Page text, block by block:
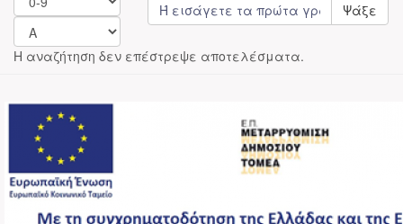
Ψάξε
Η αναζήτηση δεν επέστρεψε αποτελέσματα.